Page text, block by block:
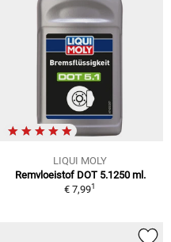
LIQUI MOLY
Remvloeistof DOT 5.1250 ml.
€ 7,991